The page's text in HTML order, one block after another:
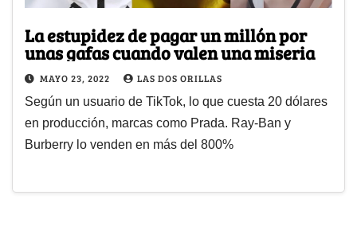
La estupidez de pagar un millón por
unas gafas cuando valen una miseria
MAYO 23, 2022 LAS DOS ORILLAS
Según un usuario de TikTok, lo que cuesta 20 dólares
en producción, marcas como Prada. Ray-Ban y
Burberry lo venden en más del 800%